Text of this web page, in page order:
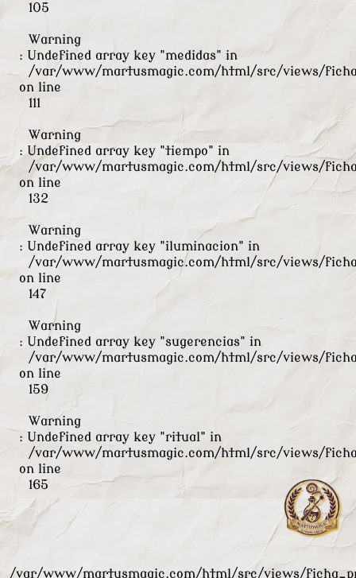
105
Warning
: Undefined array key "medidas" in
/var/www/martusmagic.com/html/src/views/
on line
111
Warning
: Undefined array key "tiempo" in
/var/www/martusmagic.com/html/src/views/
on line
132
Warning
: Undefined array key "iluminacion" in
/var/www/martusmagic.com/html/src/views/
on line
147
Warning
: Undefined array key "sugerencias" in
/var/www/martusmagic.com/html/src/views/
on line
159
Warning
: Undefined array key "ritual" in
/var/www/martusmagic.com/html/src/views/
on line
165
/var/www/martusmagic.com/html/src/views/